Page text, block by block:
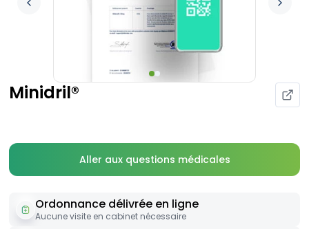
Minidril®
Aller aux questions médicales
Ordonnance délivrée en ligne
Aucune visite en cabinet nécessaire